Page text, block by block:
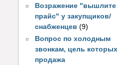
Возражение "вышлите
прайс" у закупщиков/
снабженцев (9)
Вопрос по холодным
звонкам, цель которых
продажа